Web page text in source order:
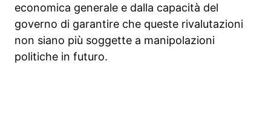
economica generale e dalla capacità del
governo di garantire che queste rivalutazioni
non siano più soggette a manipolazioni
politiche in futuro.